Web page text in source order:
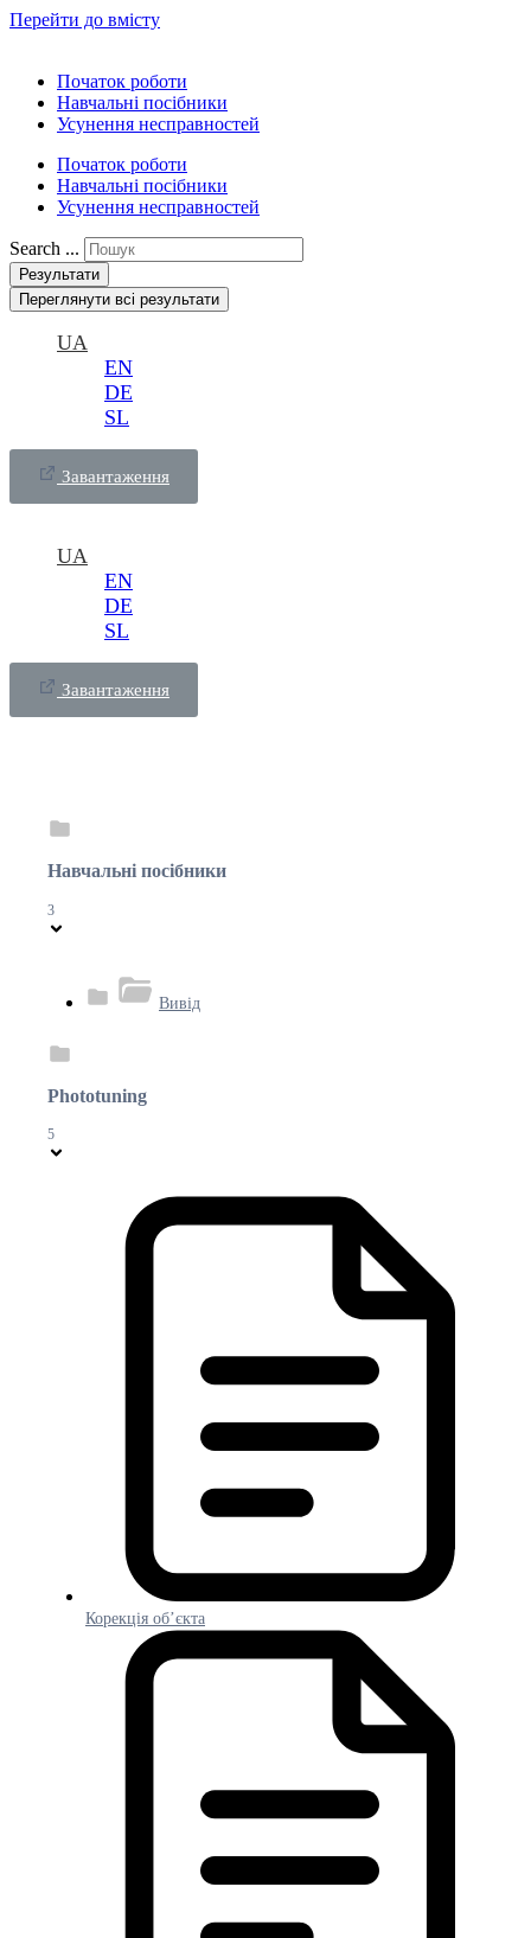
Перейти до вмісту
Початок роботи
Навчальні посібники
Усунення несправностей
Початок роботи
Навчальні посібники
Усунення несправностей
Search ...
Результати
Переглянути всі результати
UA
EN
DE
SL
Завантаження
UA
EN
DE
SL
Завантаження
Навчальні посібники
3
Вивід
Phototuning
5
Корекція об’єкта